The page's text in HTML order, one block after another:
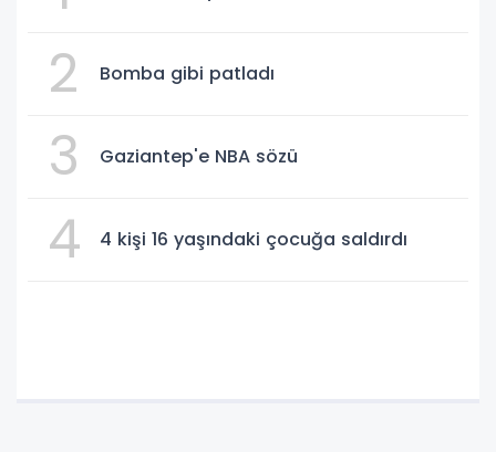
2 Bomba gibi patladı
3 Gaziantep'e NBA sözü
4 4 kişi 16 yaşındaki çocuğa saldırdı